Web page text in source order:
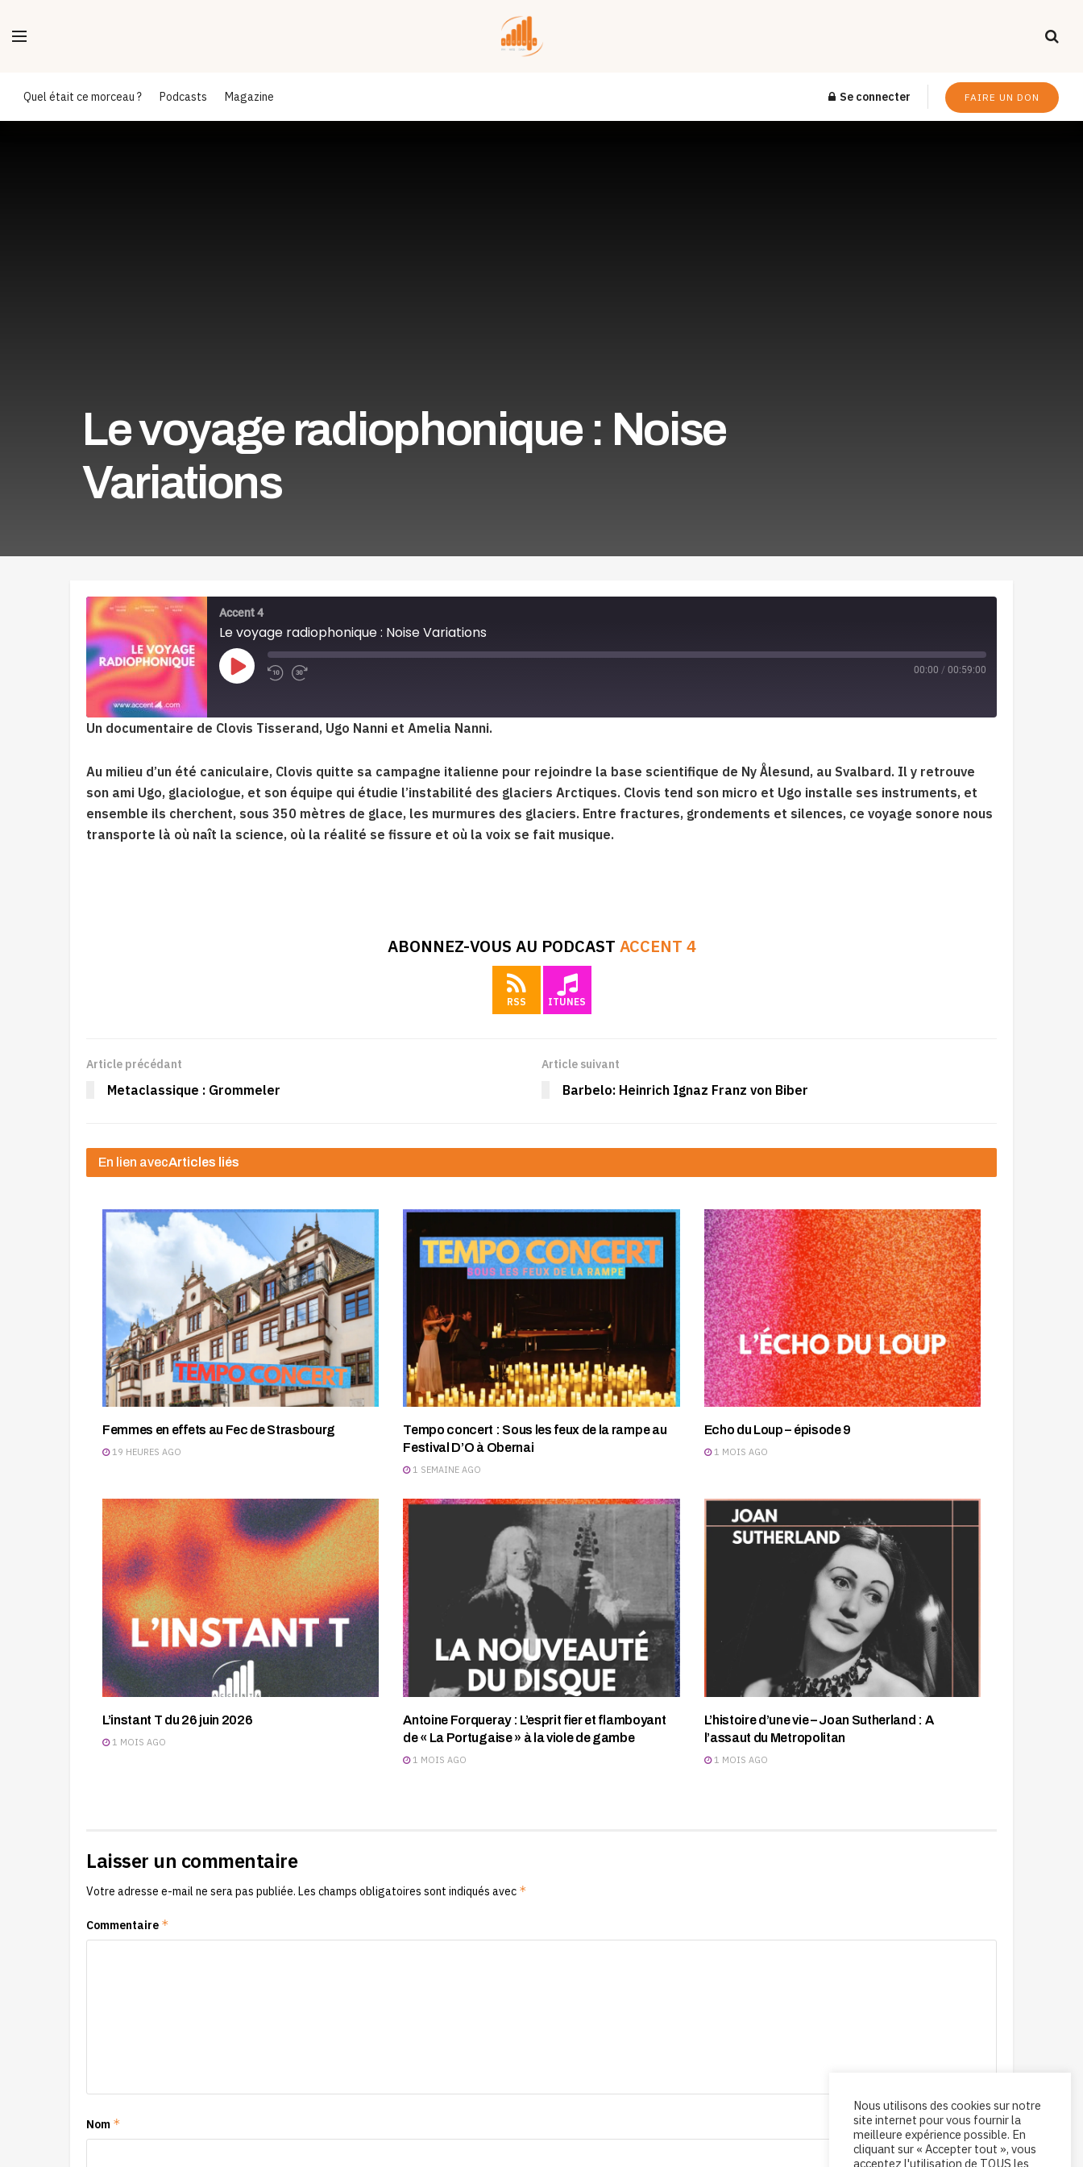
Quel était ce morceau ? Podcasts Magazine Se connecter FAIRE UN DON
Le voyage radiophonique : Noise
Variations
Accent 4
Le voyage radiophonique : Noise Variations
Play
Episode
00:00 / 00:59:00
Un documentaire de Clovis Tisserand, Ugo Nanni et Amelia Nanni.
Au milieu d’un été caniculaire, Clovis quitte sa campagne italienne pour rejoindre la base scientifique de Ny Ålesund, au Svalbard. Il y retrouve
son ami Ugo, glaciologue, et son équipe qui étudie l’instabilité des glaciers Arctiques. Clovis tend son micro et Ugo installe ses instruments, et
ensemble ils cherchent, sous 350 mètres de glace, les murmures des glaciers. Entre fractures, grondements et silences, ce voyage sonore nous
transporte là où naît la science, où la réalité se fissure et où la voix se fait musique.
ABONNEZ-VOUS AU PODCAST ACCENT 4
RSS ITUNES
Article précédant
Metaclassique : Grommeler
Article suivant
Barbelo: Heinrich Ignaz Franz von Biber
En lien avecArticles liés
Femmes en effets au Fec de Strasbourg
19 HEURES AGO
Tempo concert : Sous les feux de la rampe au
Festival D’O à Obernai
1 SEMAINE AGO
Echo du Loup – épisode 9
1 MOIS AGO
L’instant T du 26 juin 2026
1 MOIS AGO
Antoine Forqueray : L’esprit fier et flamboyant
de « La Portugaise » à la viole de gambe
1 MOIS AGO
L’histoire d’une vie – Joan Sutherland : A
l’assaut du Metropolitan
1 MOIS AGO
Laisser un commentaire
Votre adresse e-mail ne sera pas publiée. Les champs obligatoires sont indiqués avec *
Commentaire *
Nom *
Nous utilisons des cookies sur notre
site internet pour vous fournir la
meilleure expérience possible. En
cliquant sur « Accepter tout », vous
acceptez l'utilisation de TOUS les